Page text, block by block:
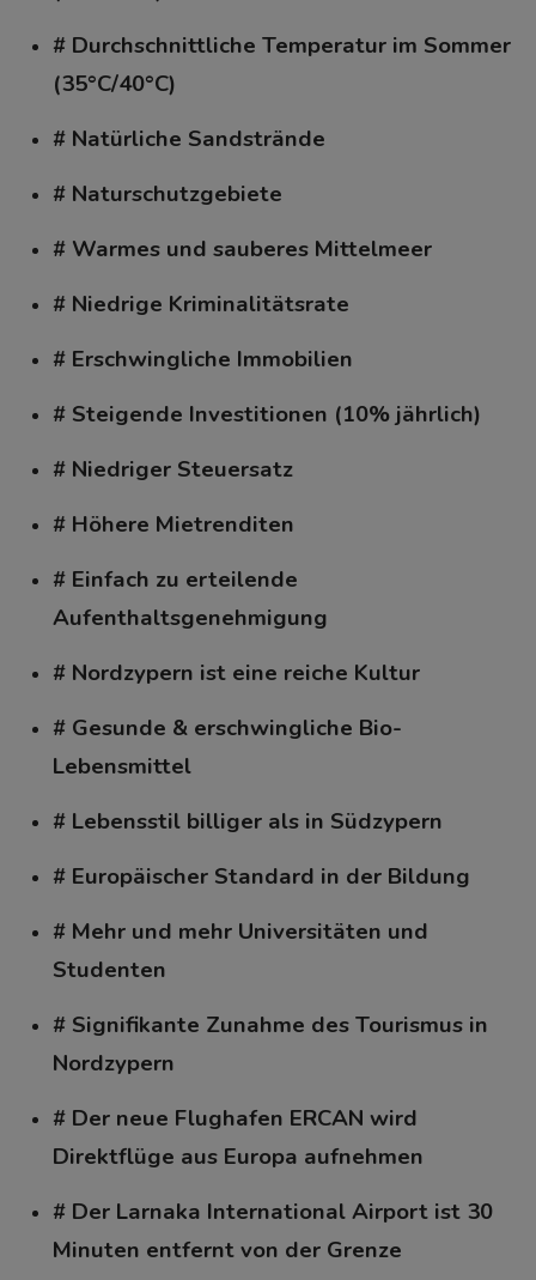
# Durchschnittliche Temperatur im Sommer
(35°C/40°C)
# Natürliche Sandstrände
# Naturschutzgebiete
# Warmes und sauberes Mittelmeer
# Niedrige Kriminalitätsrate
# Erschwingliche Immobilien
# Steigende Investitionen (10% jährlich)
# Niedriger Steuersatz
# Höhere Mietrenditen
# Einfach zu erteilende
Aufenthaltsgenehmigung
# Nordzypern ist eine reiche Kultur
# Gesunde & erschwingliche Bio-
Lebensmittel
# Lebensstil billiger als in Südzypern
# Europäischer Standard in der Bildung
# Mehr und mehr Universitäten und
Studenten
# Signifikante Zunahme des Tourismus in
Nordzypern
# Der neue Flughafen ERCAN wird
Direktflüge aus Europa aufnehmen
# Der Larnaka International Airport ist 30
Minuten entfernt von der Grenze